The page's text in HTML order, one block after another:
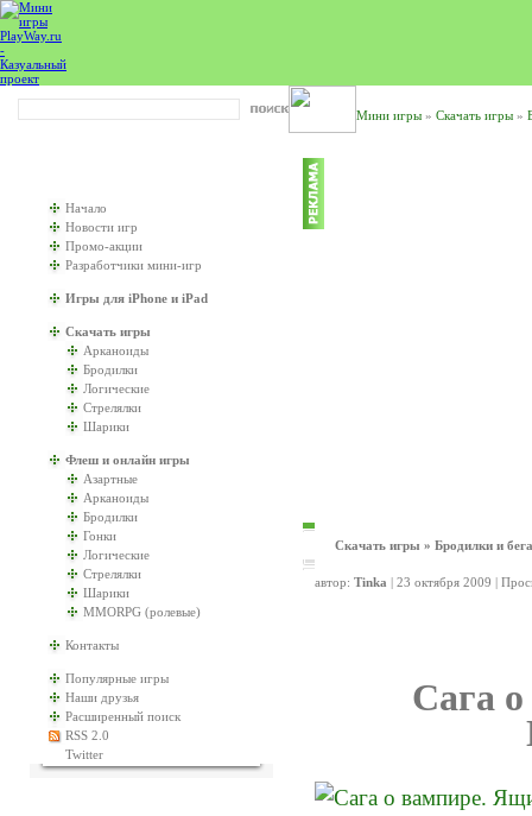
Мини игры » Скачать игры »
Начало
Новости игр
Промо-акции
Разработчики мини-игр
Игры для iPhone и iPad
Скачать игры
Арканоиды
Бродилки
Логические
Стрелялки
Шарики
Флеш и онлайн игры
Азартные
Арканоиды
Бродилки
Гонки
Логические
Стрелялки
Шарики
MMORPG (ролевые)
Контакты
Популярные игры
Наши друзья
Расширенный поиск
RSS 2.0
Twitter
Скачать игры » Бродилки и
автор: Tinka | 23 октября 2009 |
Сага